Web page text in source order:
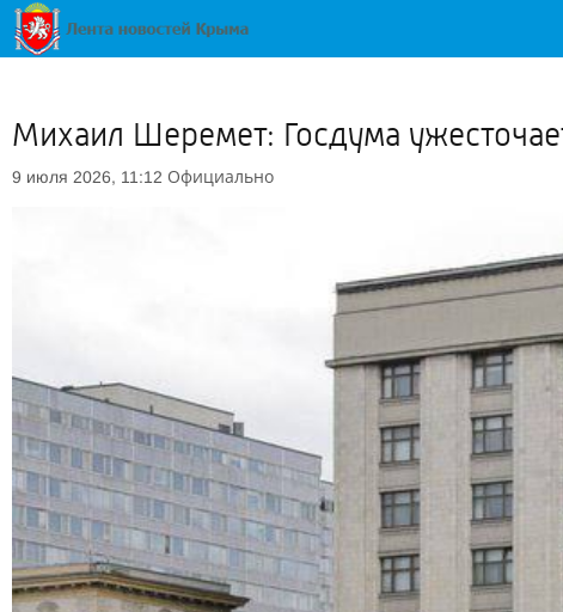
Михаил Шеремет: Госдума
9 июля 2026, 11:12 Официально